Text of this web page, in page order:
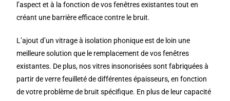
l’aspect et à la fonction de vos fenêtres existantes tout en
créant une barrière efficace contre le bruit.
L’ajout d’un vitrage à isolation phonique est de loin une
meilleure solution que le remplacement de vos fenêtres
existantes. De plus, nos vitres insonorisées sont fabriquées à
partir de verre feuilleté de différentes épaisseurs, en fonction
de votre problème de bruit spécifique. En plus de leur capacité